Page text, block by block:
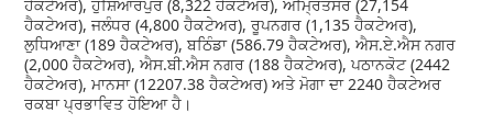
ਹੈਕਟੇਅਰ), ਹੁਸ਼ਿਆਰਪੁਰ (8,322 ਹੈਕਟੇਅਰ), ਅੰਮ੍ਰਿਤਸਰ (27,154
ਹੈਕਟੇਅਰ), ਜਲੰਧਰ (4,800 ਹੈਕਟੇਅਰ), ਰੂਪਨਗਰ (1,135 ਹੈਕਟੇਅਰ),
ਲੁਧਿਆਣਾ (189 ਹੈਕਟੇਅਰ), ਬਠਿੰਡਾ (586.79 ਹੈਕਟੇਅਰ), ਐਸ.ਏ.ਐਸ ਨਗਰ
(2,000 ਹੈਕਟੇਅਰ), ਐਸ.ਬੀ.ਐਸ ਨਗਰ (188 ਹੈਕਟੇਅਰ), ਪਠਾਨਕੋਟ (2442
ਹੈਕਟੇਅਰ), ਮਾਨਸਾ (12207.38 ਹੈਕਟੇਅਰ) ਅਤੇ ਮੋਗਾ ਦਾ 2240 ਹੈਕਟੇਅਰ
ਰਕਬਾ ਪ੍ਰਭਾਵਿਤ ਹੋਇਆ ਹੈ।